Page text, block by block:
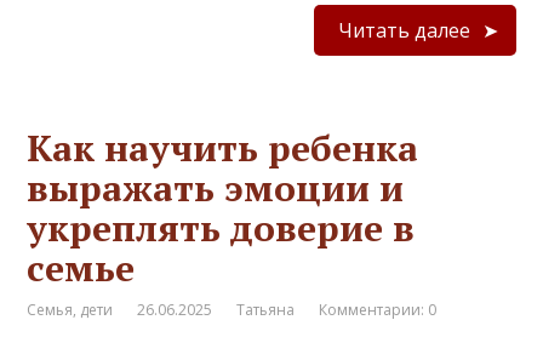
Читать далее
Как научить ребенка
выражать эмоции и
укреплять доверие в
семье
Семья, дети 26.06.2025 Татьяна Комментарии: 0